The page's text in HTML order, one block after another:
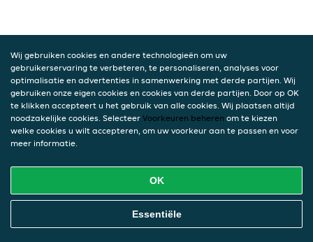
Wij gebruiken cookies en andere technologieën om uw
gebruikerservaring te verbeteren, te personaliseren, analyses voor
optimalisatie en advertenties in samenwerking met derde partijen. Wij
gebruiken onze eigen cookies en cookies van derde partijen. Door op OK
te klikken accepteert u het gebruik van alle cookies. Wij plaatsen altijd
noodzakelijke cookies. Selecteer Voorkeuren beheren om te kiezen
welke cookies u wilt accepteren, om uw voorkeur aan te passen en voor
meer informatie.
OK
Essentiële